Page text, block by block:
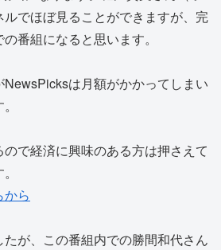
ルでほぼ見ることができますが、完
番組になると思います。
は月額がかかってしまい
で経済に興味のある方は押さえて
ら
が、この番組内での勝間和代さん